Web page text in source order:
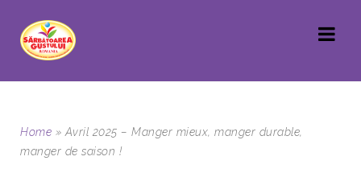
Home » Avril 2025 – Manger mieux, manger durable,
manger de saison !